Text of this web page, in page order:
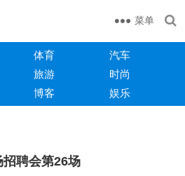
菜单
体育
汽车
旅游
时尚
博客 娱乐
聘会第26场